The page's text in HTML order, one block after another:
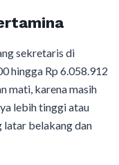
sekretaris di
hingga Rp 6.058.912
mati, karena masih
lebih tinggi atau
latar belakang dan